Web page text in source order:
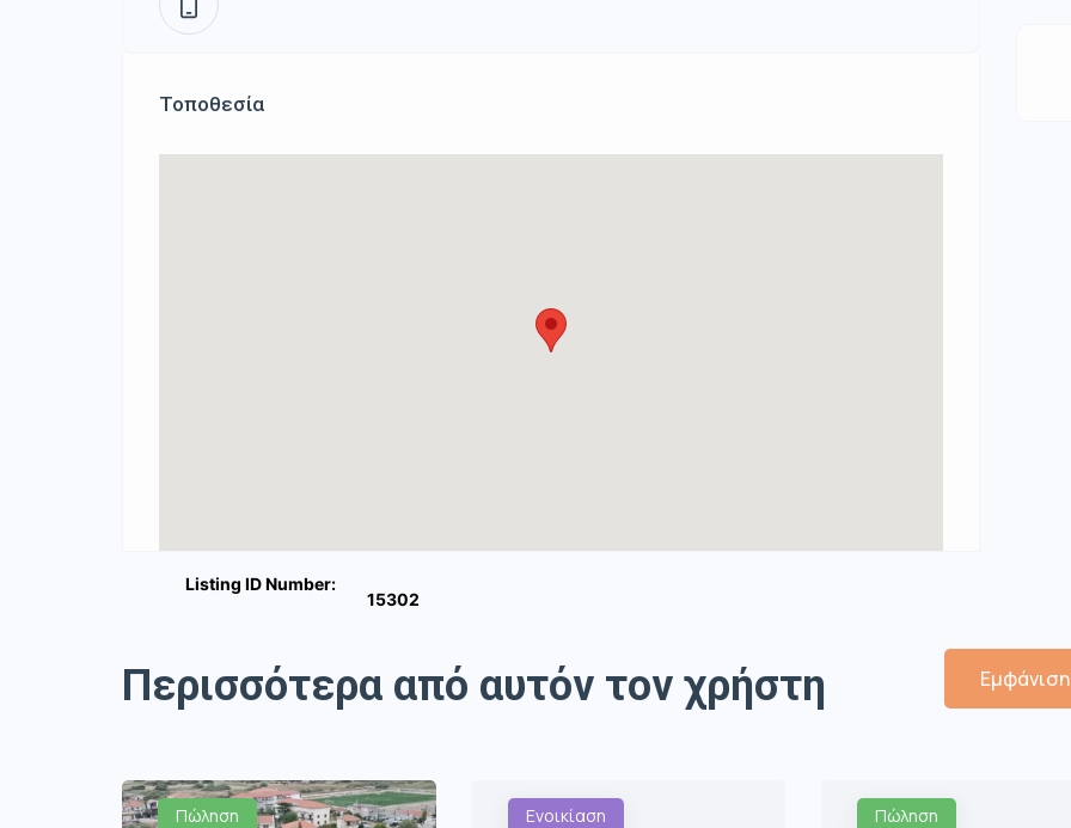
Τοποθεσία
Listing ID Number:
15302
Περισσότερα από αυτόν τον χρήστη
Πώληση Ενοικίαση Πώληση